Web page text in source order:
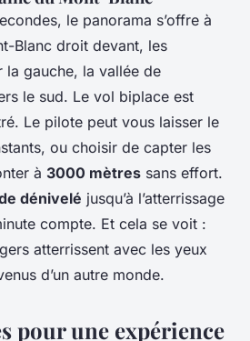
le panorama s’offre à
Blanc droit devant, les
la gauche, la vallée de
le sud. Le vol biplace est
Le pilote peut vous laisser le
ou choisir de capter les
à 3000 mètres sans effort.
dénivelé jusqu’à l’atterrissage
compte. Et cela se voit :
atterrissent avec les yeux
d’un autre monde.
pour une expérience